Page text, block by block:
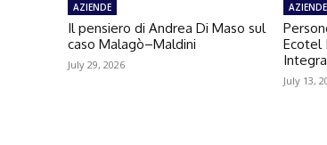
AZIENDE
Il pensiero di Andrea Di Maso sul
caso Malagò–Maldini
July 29, 2026
AZIENDE
Ecotel
July 13,